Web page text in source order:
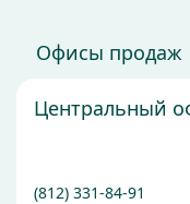
Офисы продаж
Центральный
(812) 331-84-91